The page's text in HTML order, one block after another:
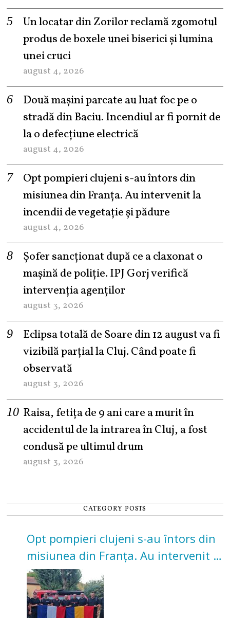
Un locatar din Zorilor reclamă zgomotul
produs de boxele unei biserici și lumina
unei cruci
august 4, 2026
Două mașini parcate au luat foc pe o
stradă din Baciu. Incendiul ar fi pornit de
la o defecțiune electrică
august 4, 2026
Opt pompieri clujeni s-au întors din
misiunea din Franța. Au intervenit la
incendii de vegetație și pădure
august 4, 2026
Șofer sancționat după ce a claxonat o
mașină de poliție. IPJ Gorj verifică
intervenția agenților
august 3, 2026
Eclipsa totală de Soare din 12 august va fi
vizibilă parțial la Cluj. Când poate fi
observată
august 3, 2026
Raisa, fetița de 9 ani care a murit în
accidentul de la intrarea în Cluj, a fost
condusă pe ultimul drum
august 3, 2026
CATEGORY POSTS
Opt pompieri clujeni s-au întors din
misiunea din Franța. Au intervenit la
incendii de vegetație și pădure